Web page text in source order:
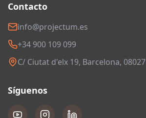
Contacto
info@projectum.es
+34 900 109 099
C/ Ciutat d'elx 19, Barcelona, 08027
Síguenos